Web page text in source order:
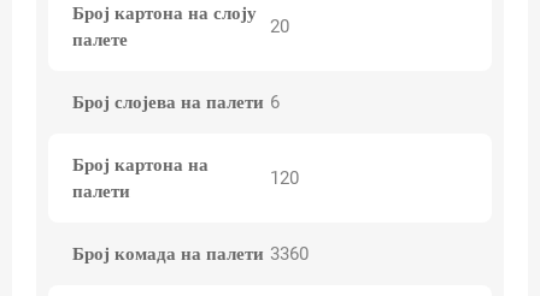
Број картона на слоју
палете
20
Број слојева на палети 6
Број картона на
палети
120
Број комада на палети 3360